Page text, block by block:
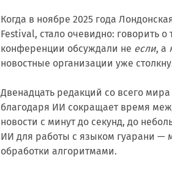
Когда в ноябре 2025 года
Festival, стало очевидно: говорить
конференции обсуждали не если, а
новостные организации уже
Двенадцать редакций со всего
благодаря ИИ сокращает время
новости с минут до секунд, до
ИИ для работы с языком гуарани —
обработки алгоритмами.